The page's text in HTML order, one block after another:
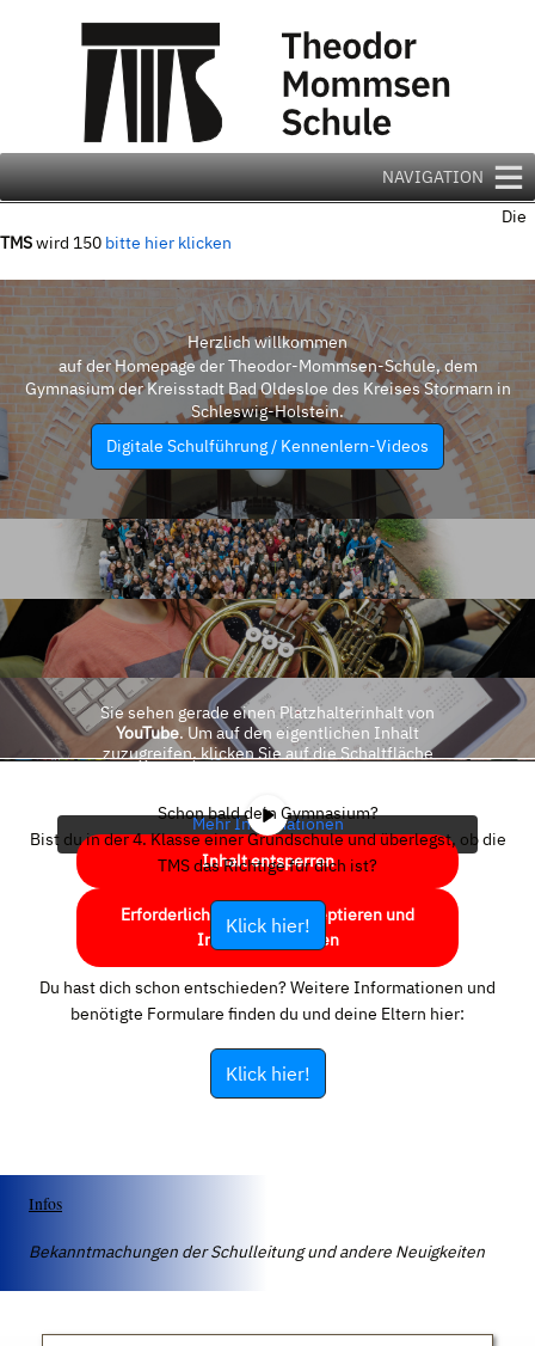
NAVIGATION
Die
TMSwird 150 bitte hier klicken
Herzlich willkommen
auf der Homepage der Theodor-Mommsen-Schule, dem
Gymnasium der Kreisstadt Bad Oldesloe des Kreises Stormarn in
Schleswig-Holstein.
Digitale Schulführung / Kennenlern-Videos
Sie sehen gerade einen Platzhalterinhalt von
YouTube. Um auf den eigentlichen Inhalt
zuzugreifen, klicken Sie auf die Schaltfläche
Mehr Informationen
Inhalt entsperren
Erforderlichen Service akzeptieren und
Inhalte entsperren
Schon bald dein Gymnasium?
Bist du in der 4. Klasse einer Grundschule und überlegst, ob die
TMS das Richtige für dich ist?
Klick hier!
Du hast dich schon entschieden? Weitere Informationen und
benötigte Formulare finden du und deine Eltern hier:
Klick hier!
Infos
Bekanntmachungen der Schulleitung und andere Neuigkeiten